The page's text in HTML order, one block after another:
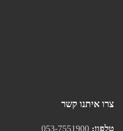
צרו איתנו קשר
טלפון: 053-7551900